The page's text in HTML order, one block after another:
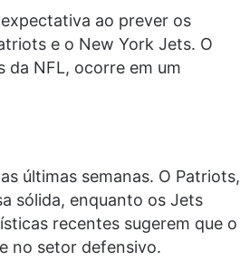
ao prever os
e o New York Jets. O
NFL, ocorre em um
últimas semanas. O Patriots,
sólida, enquanto os Jets
recentes sugerem que o
no setor defensivo.